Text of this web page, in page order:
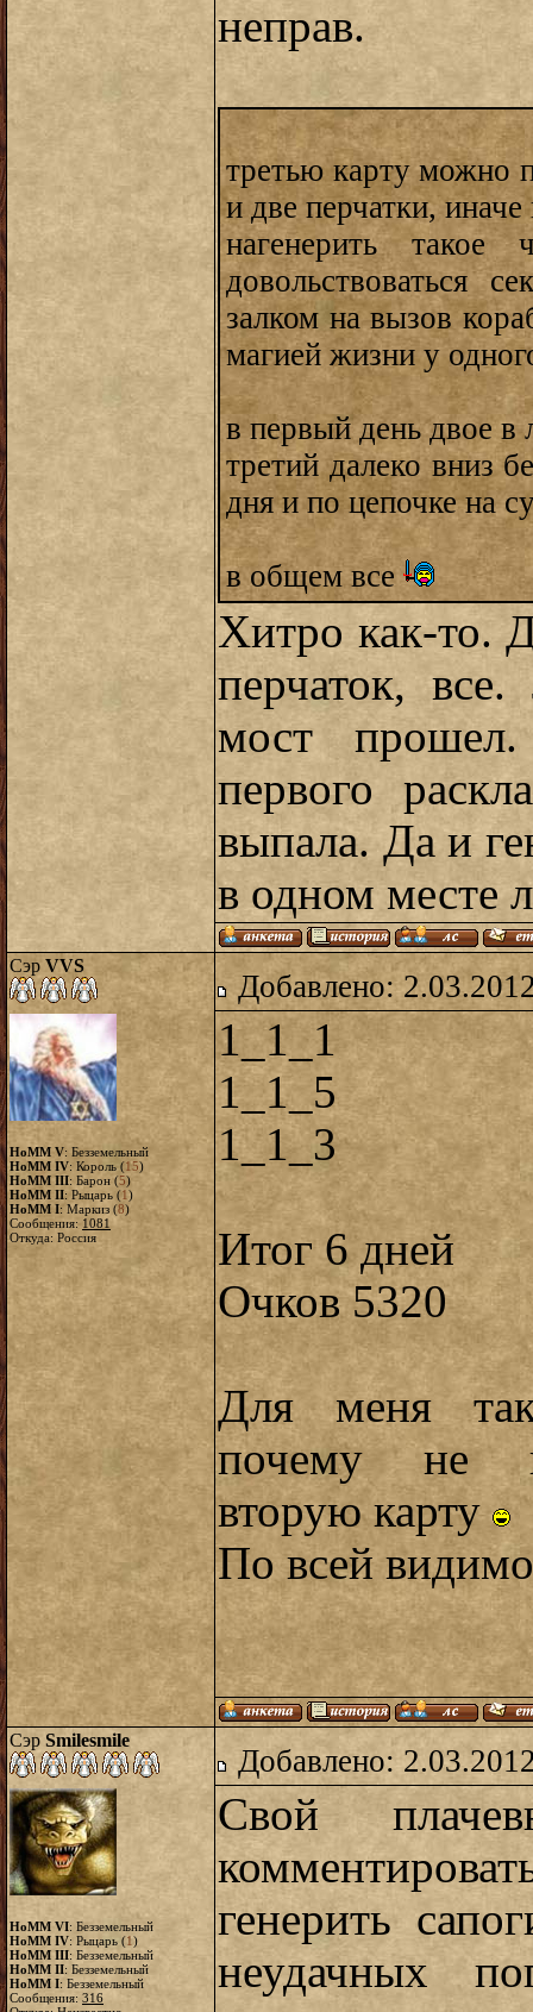
неправ.
третью карту можно
и две перчатки, иначе
нагенерить
довольствоваться
залком на вызов
магией жизни у
в первый день двое в
третий далеко вниз
дня и по цепочке на
в общем все
Хитро как-то.
перчаток,
мост
первого
выпала. Да и
в одном месте
Сэр VVS
HoMM V: Безземельный
HoMM IV: Король (15)
HoMM III: Барон (5)
HoMM II: Рыцарь (1)
HoMM I: Маркиз (8)
Сообщения: 1081
Откуда: Россия
Добавлено:
1_1_1
1_1_5
1_1_3
Итог 6 дней
Очков 5320
Для меня
почему не
вторую карту
По всей
Сэр Smilesmile
HoMM VI: Безземельный
HoMM IV: Рыцарь (1)
HoMM III: Безземельный
HoMM II: Безземельный
HoMM I: Безземельный
Сообщения: 316
Добавлено:
Свой
генерить
неудачных